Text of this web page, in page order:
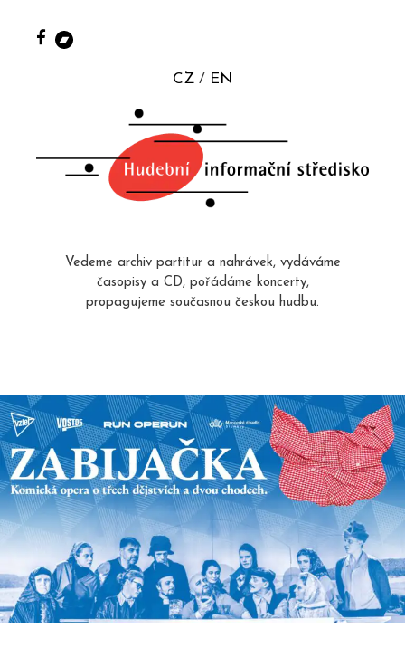
CZ EN
Vedeme archiv partitur a nahrávek, vydáváme
časopisy a CD, pořádáme koncerty,
propagujeme současnou českou hudbu.